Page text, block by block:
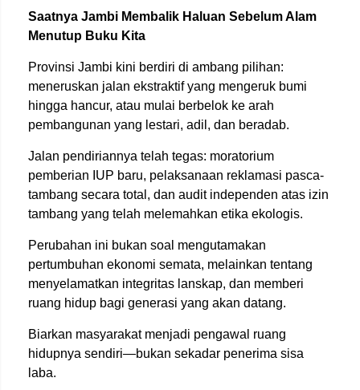
Saatnya Jambi Membalik Haluan Sebelum Alam
Menutup Buku Kita
Provinsi Jambi kini berdiri di ambang pilihan:
meneruskan jalan ekstraktif yang mengeruk bumi
hingga hancur, atau mulai berbelok ke arah
pembangunan yang lestari, adil, dan beradab.
Jalan pendiriannya telah tegas: moratorium
pemberian IUP baru, pelaksanaan reklamasi pasca-
tambang secara total, dan audit independen atas izin
tambang yang telah melemahkan etika ekologis.
Perubahan ini bukan soal mengutamakan
pertumbuhan ekonomi semata, melainkan tentang
menyelamatkan integritas lanskap, dan memberi
ruang hidup bagi generasi yang akan datang.
Biarkan masyarakat menjadi pengawal ruang
hidupnya sendiri—bukan sekadar penerima sisa
laba.